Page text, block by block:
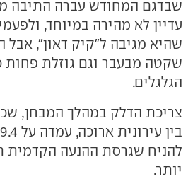
שבדגם המחודש עברה התיבה
עדיין לא מהירה במיוחד,
שהיא מגיבה ל"קיק דאון", אבל
שקטה מבעבר וגם גוזלת פחות
הגלגלים.
צריכת הדלק במהלך המבחן,
להניח שגרסת ההנעה הקדמית
יותר.